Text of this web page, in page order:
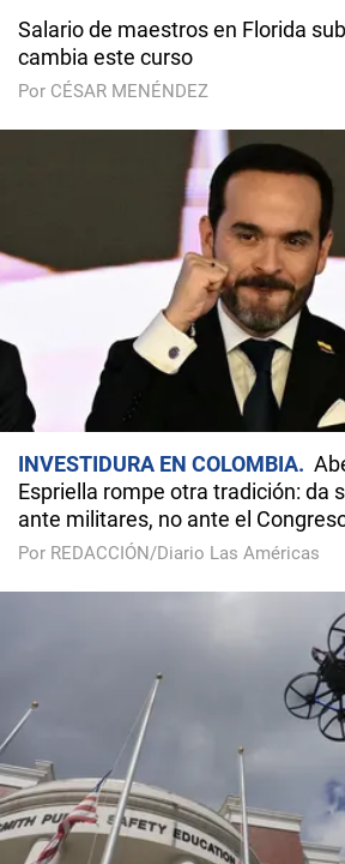
Salario de maestros en Florida
cambia este curso
Por CÉSAR MENÉNDEZ
INVESTIDURA EN COLOMBIA
Espriella rompe otra tradición: da
ante militares, no ante el
Por REDACCIÓN/Diario Las Américas